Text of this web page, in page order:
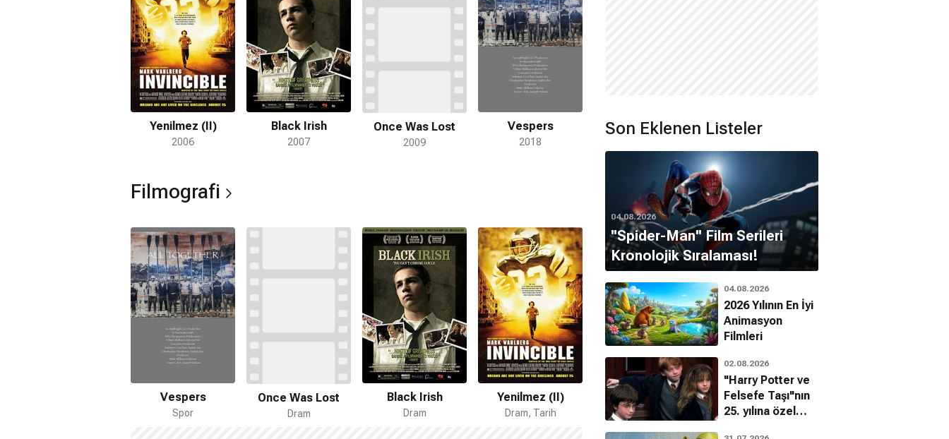
Yenilmez (II)
2006
Black Irish
2007
Once Was Lost
2009
Vespers
2018
Filmografi
Vespers
Spor
Once Was Lost
Dram
Black Irish
Dram
Yenilmez (II)
Dram, Tarih
Son Eklenen Listeler
04.08.2026
''Spider-Man'' Film Serileri
Kronolojik Sıralaması!
04.08.2026
2026 Yılının En İyi
Animasyon
Filmleri
02.08.2026
"Harry Potter ve
Felsefe Taşı"nın
25. yılına özel